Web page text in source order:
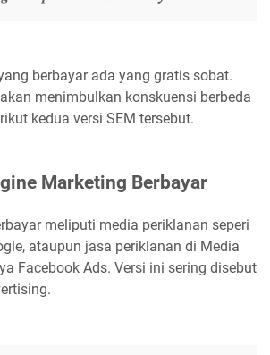
berbayar ada yang gratis sobat.
menimbulkan konskuensi berbeda
kedua versi SEM tersebut.
Marketing Berbayar
meliputi media periklanan seperi
ataupun jasa periklanan di Media
Facebook Ads. Versi ini sering disebut